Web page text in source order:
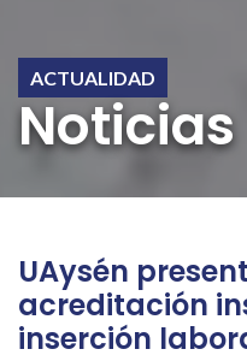
ACTUALIDAD
Noticias
UAysén
acreditación
inserción